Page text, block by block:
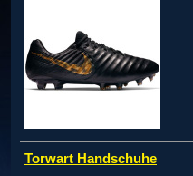
Torwart Handschuhe